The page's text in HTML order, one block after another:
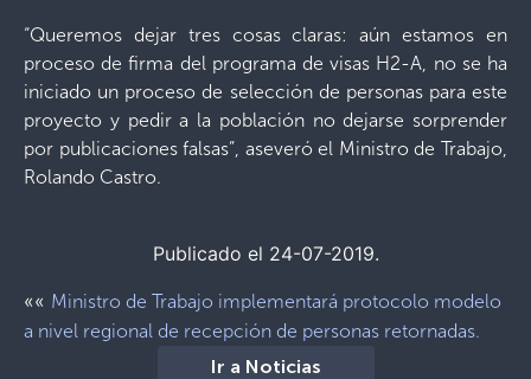
“Queremos dejar tres cosas claras: aún estamos en
proceso de firma del programa de visas H2-A, no se ha
iniciado un proceso de selección de personas para este
proyecto y pedir a la población no dejarse sorprender
por publicaciones falsas”, aseveró el Ministro de Trabajo,
Rolando Castro.
Publicado el 24-07-2019.
«« Ministro de Trabajo implementará protocolo modelo
a nivel regional de recepción de personas retornadas.
Ir a Noticias